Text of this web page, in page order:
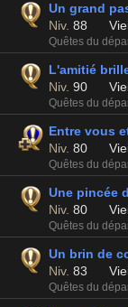
Un grand
Niv. 88
Quêtes du
L'amitié
Niv. 90
Quêtes du
Entre vous
Niv. 80
Quêtes du
Une pincée
Niv. 80
Quêtes du
Un brin de
Niv. 83
Quêtes du